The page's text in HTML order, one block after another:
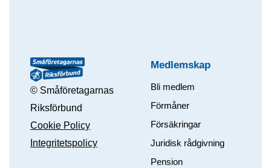
© Småföretagarnas
Riksförbund
Cookie Policy
Integritetspolicy
Medlemskap
Bli medlem
Förmåner
Försäkringar
Juridisk rådgivning
Pension